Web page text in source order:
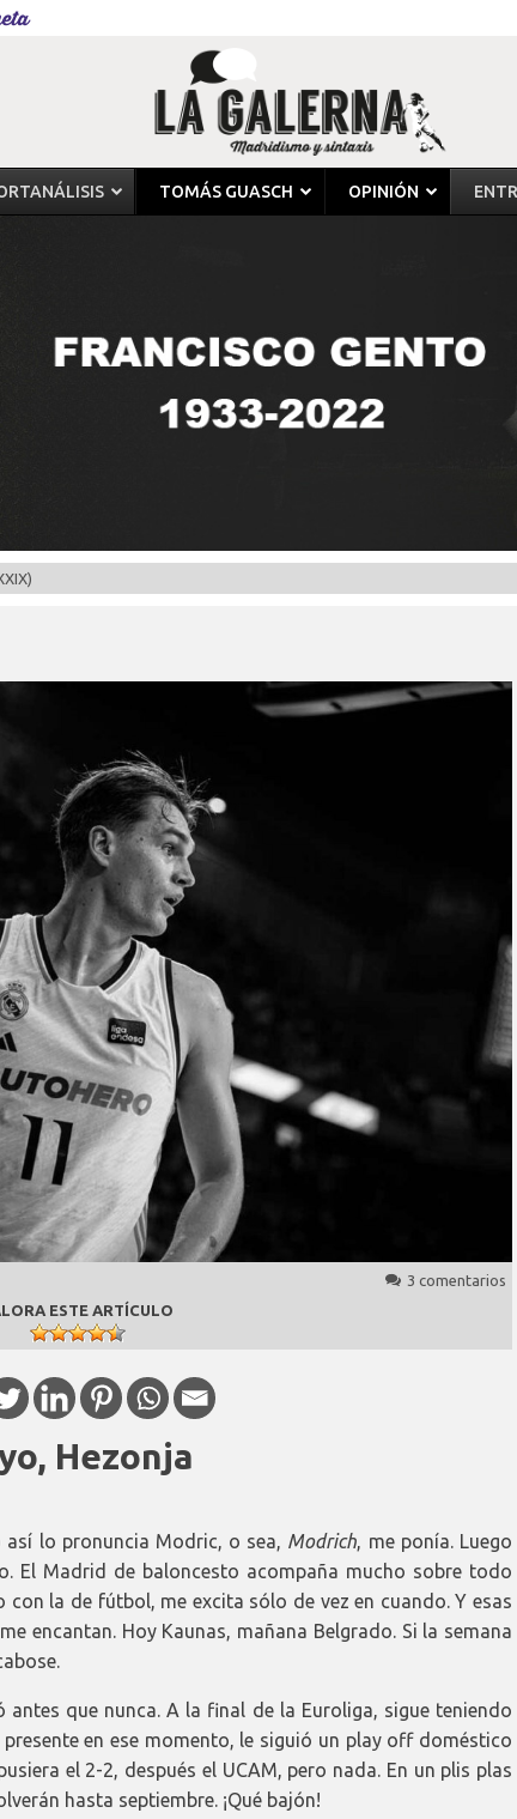
TOMÁS GUASCH OPINIÓN
3 comentarios
ESTE ARTÍCULO
Hezonja
lo pronuncia Modric, o sea, Modrich , me ponía. Luego
El Madrid de baloncesto acompaña mucho sobre todo
con la de fútbol, me excita sólo de vez en cuando. Y esas
encantan. Hoy Kaunas, mañana Belgrado. Si la semana
que nunca. A la final de la Euroliga, sigue teniendo
en ese momento, le siguió un play off doméstico
el 2-2, después el UCAM, pero nada. En un plis plas
hasta septiembre. ¡Qué bajón!